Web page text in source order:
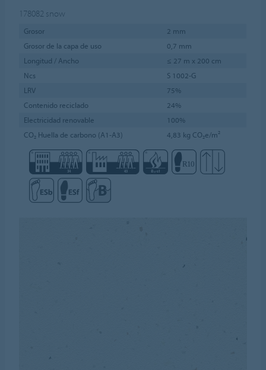
178082 snow
Grosor
2 mm
Grosor de la capa de uso
0,7 mm
Longitud / Ancho
≤ 27 m x 200 cm
Ncs
S 1002-G
LRV
75%
Contenido reciclado
24%
Electricidad renovable
100%
CO₂ Huella de carbono (A1-A3)
4,83 kg CO₂e/m²